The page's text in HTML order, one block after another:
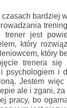
bardziej
jest
który
który
trenera
psychologiem i
Jestem
ale i zgani,
pracy, bo